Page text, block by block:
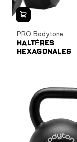
PRO Bodytone
HALTÈRES
HEXAGONALES